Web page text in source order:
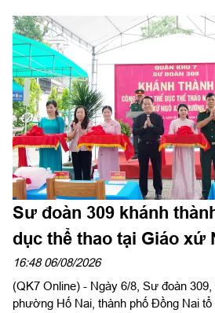
Sư đoàn 309 khánh
dục thể thao tại Giáo xứ
16:48 06/08/2026
(QK7 Online) - Ngày 6/8, Sư đoàn
phường Hố Nai, thành phố Đồng Nai